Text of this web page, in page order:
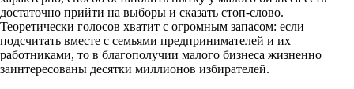
достаточно прийти на выборы и сказать стоп-слово.
Теоретически голосов хватит с огромным запасом: если
подсчитать вместе с семьями предпринимателей и их
работниками, то в благополучии малого бизнеса жизненно
заинтересованы десятки миллионов избирателей.